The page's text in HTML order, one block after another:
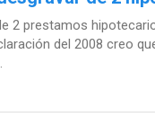
2 prestamos
del 2008 creo